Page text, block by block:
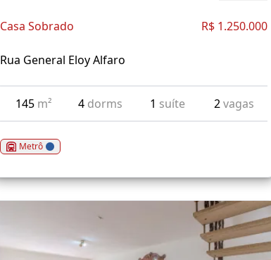
Casa Sobrado R$ 1.250.000
Rua General Eloy Alfaro
145 m² 4 dorms 1 suíte 2vagas
Metrô